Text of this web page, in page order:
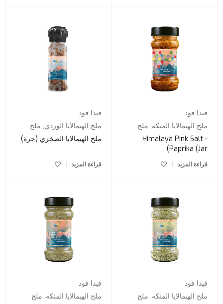
فيدا فود
ملح الهيمالايا المنكه, ملح
Himalaya Pink Salt -
Paprika (Jar)
قراءة المزيد
فيدا فود
ملح الهيمالايا الوردي, ملح
ملح الهيمالايا الصخري (جرة)
قراءة المزيد
فيدا فود
ملح الهيمالايا المنكه, ملح
فيدا فود
ملح الهيمالايا المنكه, ملح